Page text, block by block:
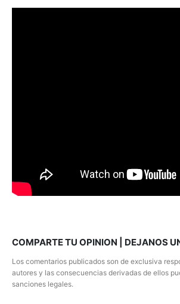
COMPARTE TU OPINION | DEJANOS
Los comentarios publicados son de exclusiva
autores y las consecuencias derivadas de ellos
sanciones legales.